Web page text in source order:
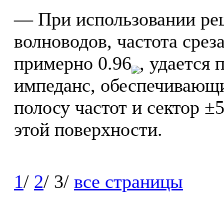
— При использовании
волноводов, частота
примерно 0.96 , удается
импеданс,
полосу частот и сектор
этой поверхности.
1/ 2/ 3/ все страницы